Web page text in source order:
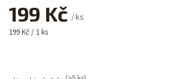
199 Kč / ks
199 Kč / 1 ks